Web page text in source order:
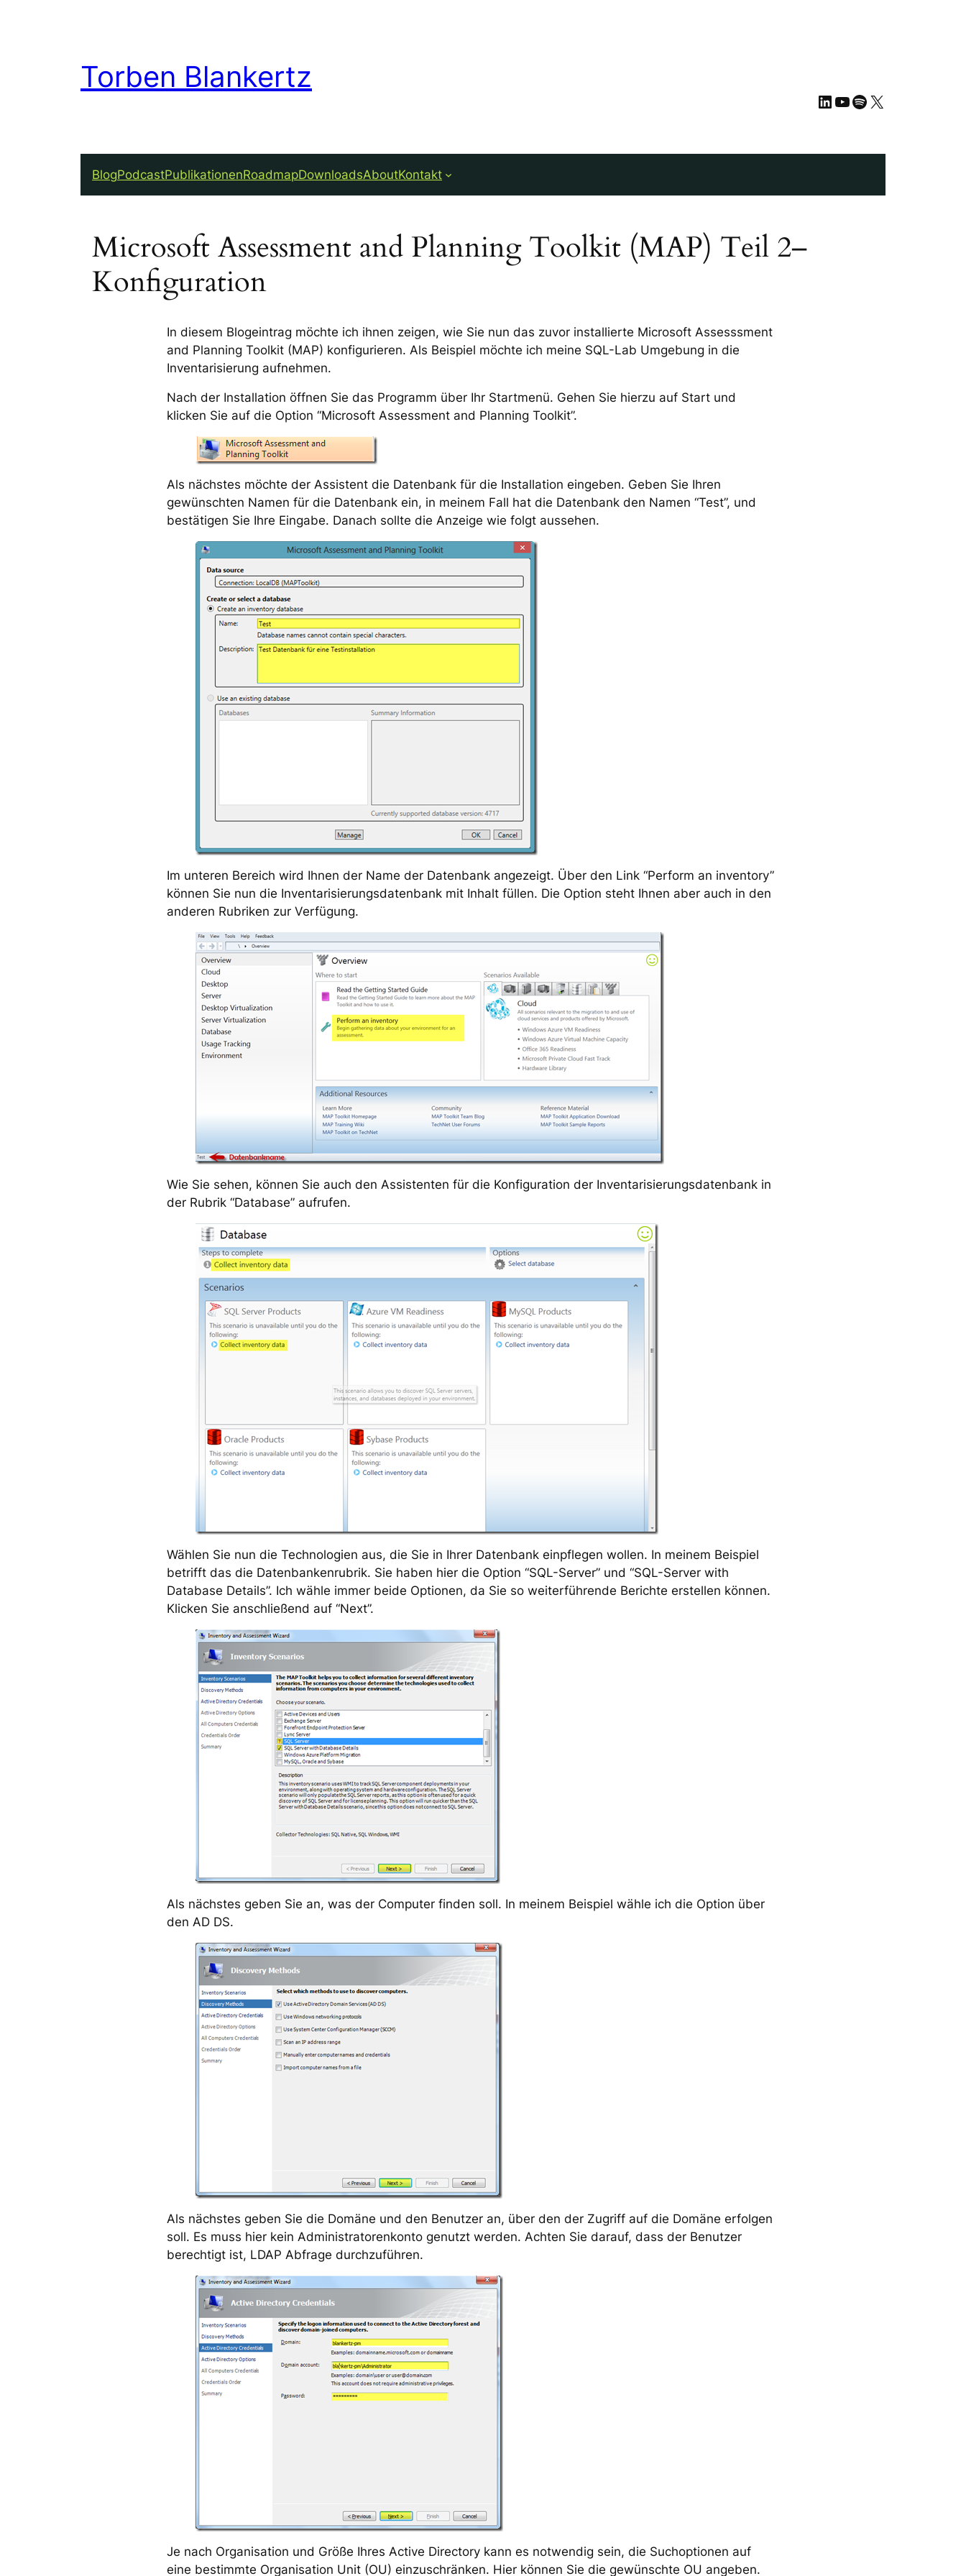
Torben Blankertz
LinkedIn
YouTube
Spotify
X
BlogPodcastPublikationenRoadmapDownloadsAboutKontakt
Microsoft Assessment and Planning Toolkit (MAP) Teil 2–
Konfiguration
In diesem Blogeintrag möchte ich ihnen zeigen, wie Sie nun das zuvor installierte Microsoft Assesssment
and Planning Toolkit (MAP) konfigurieren. Als Beispiel möchte ich meine SQL-Lab Umgebung in die
Inventarisierung aufnehmen.
Nach der Installation öffnen Sie das Programm über Ihr Startmenü. Gehen Sie hierzu auf Start und
klicken Sie auf die Option “Microsoft Assessment and Planning Toolkit”.
Als nächstes möchte der Assistent die Datenbank für die Installation eingeben. Geben Sie Ihren
gewünschten Namen für die Datenbank ein, in meinem Fall hat die Datenbank den Namen “Test”, und
bestätigen Sie Ihre Eingabe. Danach sollte die Anzeige wie folgt aussehen.
Im unteren Bereich wird Ihnen der Name der Datenbank angezeigt. Über den Link “Perform an inventory”
können Sie nun die Inventarisierungsdatenbank mit Inhalt füllen. Die Option steht Ihnen aber auch in den
anderen Rubriken zur Verfügung.
Wie Sie sehen, können Sie auch den Assistenten für die Konfiguration der Inventarisierungsdatenbank in
der Rubrik “Database” aufrufen.
Wählen Sie nun die Technologien aus, die Sie in Ihrer Datenbank einpflegen wollen. In meinem Beispiel
betrifft das die Datenbankenrubrik. Sie haben hier die Option “SQL-Server” und “SQL-Server with
Database Details”. Ich wähle immer beide Optionen, da Sie so weiterführende Berichte erstellen können.
Klicken Sie anschließend auf “Next”.
Als nächstes geben Sie an, was der Computer finden soll. In meinem Beispiel wähle ich die Option über
den AD DS.
Als nächstes geben Sie die Domäne und den Benutzer an, über den der Zugriff auf die Domäne erfolgen
soll. Es muss hier kein Administratorenkonto genutzt werden. Achten Sie darauf, dass der Benutzer
berechtigt ist, LDAP Abfrage durchzuführen.
Je nach Organisation und Größe Ihres Active Directory kann es notwendig sein, die Suchoptionen auf
eine bestimmte Organisation Unit (OU) einzuschränken. Hier können Sie die gewünschte OU angeben.